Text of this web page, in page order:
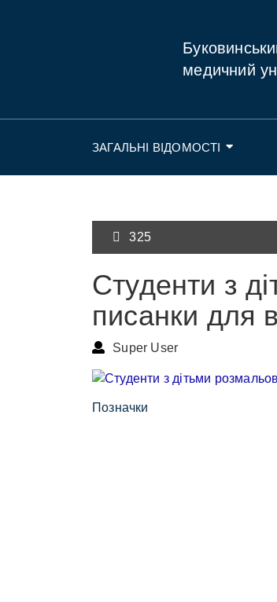
медичний
ЗАГАЛЬНІ ВІДОМОСТІ
325
Студенти з
писанки для
Super User
Позначки